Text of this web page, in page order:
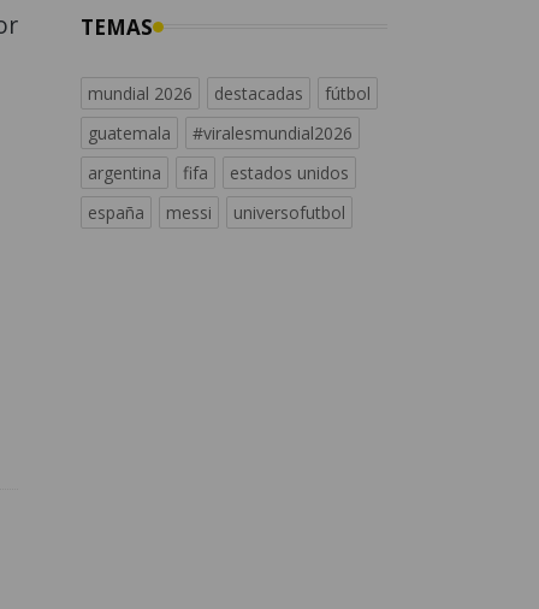
TEMAS
mundial 2026 destacadas
fútbol
guatemala
#viralesmundial2026
argentina
fifa
estados unidos
españa
messi universofutbol